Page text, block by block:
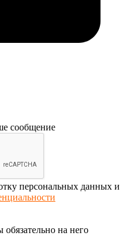
сообщение
персональных данных и
на него